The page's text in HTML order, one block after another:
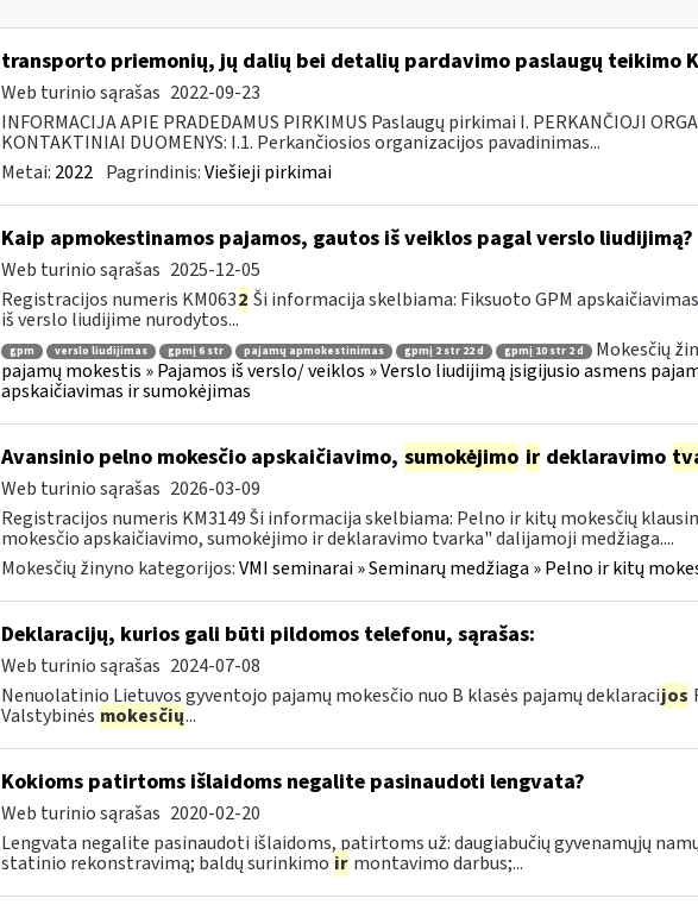
transporto priemonių, jų dalių bei detalių pardavimo paslaugų teikimo
Web turinio sąrašas 2022-09-23
INFORMACIJA APIE PRADEDAMUS PIRKIMUS Paslaugų pirkimai I. PERKANČIOJI
KONTAKTINIAI DUOMENYS: I.1. Perkančiosios organizacijos pavadinimas...
Metai: 2022 Pagrindinis:Viešieji pirkimai
Kaip apmokestinamos pajamos, gautos iš veiklos pagal verslo liudijimą?
Web turinio sąrašas 2025-12-05
Registracijos numeris KM0632 Ši informacija skelbiama: Fiksuoto GPM apskaičiavimas
iš verslo liudijime nurodytos...
gpm verslo liudijimas gpmį 6 str pajamų apmokestinimas gpmį 2 str 22 d gpmį 10 str 2 d Mokesčių
pajamų mokestis » Pajamos iš verslo/ veiklos » Verslo liudijimą įsigijusio asmens
apskaičiavimas ir sumokėjimas
Avansinio pelno mokesčio apskaičiavimo, sumokėjimo irdeklaravimo
Web turinio sąrašas 2026-03-09
Registracijos numeris KM3149 Ši informacija skelbiama: Pelno ir kitų mokesčių
mokesčio apskaičiavimo, sumokėjimo ir deklaravimo tvarka" dalijamoji medžiaga....
Mokesčių žinyno kategorijos:VMI seminarai » Seminarų medžiaga » Pelno ir kitų
Deklaracijų, kurios gali būti pildomos telefonu, sąrašas:
Web turinio sąrašas 2024-07-08
Nenuolatinio Lietuvos gyventojo pajamų mokesčio nuo B klasės pajamų deklaracijos
Valstybinės mokesčių...
Kokioms patirtoms išlaidoms negalite pasinaudoti lengvata?
Web turinio sąrašas 2020-02-20
Lengvata negalite pasinaudoti išlaidoms, patirtoms už: daugiabučių gyvenamųjų
statinio rekonstravimą; baldų surinkimo ir montavimo darbus;...